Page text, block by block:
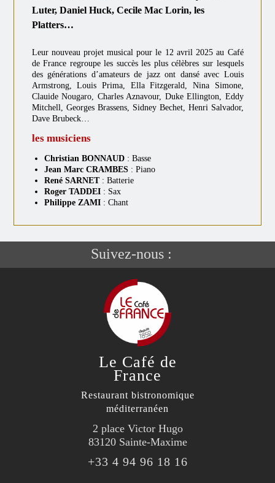
Luter, Daniel Huck, Cecile Mac Lorin, les
Platters…
Leur nouveau projet musical pour le 12 avril 2025 au Café
de France regroupe les succès les plus célèbres sur lesquels
des générations d’amateurs de jazz ont dansé avec Louis
Armstrong, Louis Prima, Ella Fitzgerald, Nina Simone,
Clauide Nougaro, Charles Aznavour, Duke Ellington, Eddy
Mitchell, Georges Brassens, Sidney Bechet, Henri Salvador,
Dave Brubeck…
les musiciens
Christian BONNAUD: Basse
Jean Marc CRAMBES: Piano
René SARNET: Batterie
Roger TADDEI: Sax
Philippe ZAMI: Chant
Suivez-nous :
Le Café de
France
Restaurant bistronomique
méditerranéen
2 place Victor Hugo
83120 Sainte-Maxime
+33 4 94 96 18 16